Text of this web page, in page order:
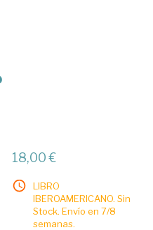
18,00 €
LIBRO
IBEROAMERICANO. Sin
Stock. Envío en 7/8
semanas.